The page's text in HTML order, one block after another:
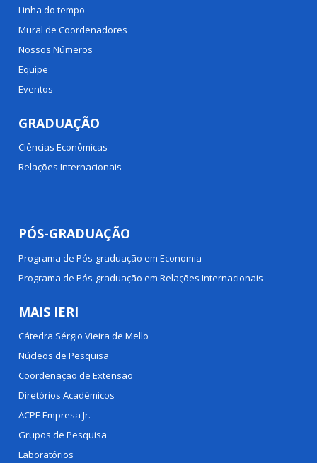
Linha do tempo
Mural de Coordenadores
Nossos Números
Equipe
Eventos
GRADUAÇÃO
Ciências Econômicas
Relações Internacionais
PÓS-GRADUAÇÃO
Programa de Pós-graduação em Economia
Programa de Pós-graduação em Relações Internacionais
MAIS IERI
Cátedra Sérgio Vieira de Mello
Núcleos de Pesquisa
Coordenação de Extensão
Diretórios Acadêmicos
ACPE Empresa Jr.
Grupos de Pesquisa
Laboratórios